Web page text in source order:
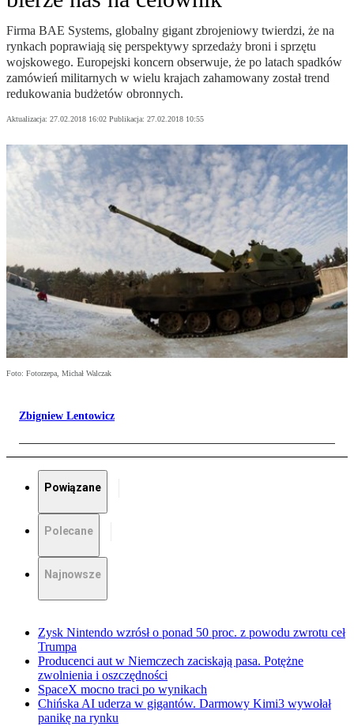
Firma BAE Systems, globalny gigant zbrojeniowy twierdzi, że na
rynkach poprawiają się perspektywy sprzedaży broni i sprzętu
wojskowego. Europejski koncern obserwuje, że po latach spadków
zamówień militarnych w wielu krajach zahamowany został trend
redukowania budżetów obronnych.
Aktualizacja: 27.02.2018 16:02 Publikacja: 27.02.2018 10:55
Foto: Fotorzepa, Michał Walczak
Zbigniew Lentowicz
Powiązane
Polecane
Najnowsze
Zysk Nintendo wzrósł o ponad 50 proc. z powodu zwrotu ceł
Trumpa
Producenci aut w Niemczech zaciskają pasa. Potężne
zwolnienia i oszczędności
SpaceX mocno traci po wynikach
Chińska AI uderza w gigantów. Darmowy Kimi3 wywołał
panikę na rynku